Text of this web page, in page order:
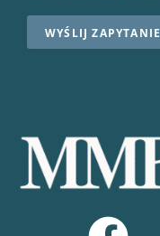
WYŚLIJ ZAPYTANIE